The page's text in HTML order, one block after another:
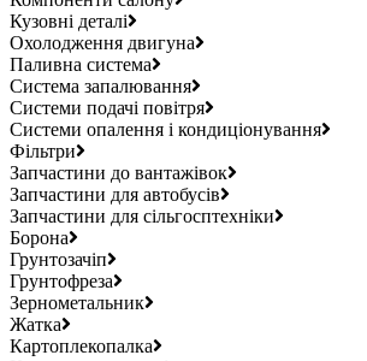
Кузовні деталі
Охолодження двигуна
Паливна система
Система запалювання
Системи подачі повітря
Системи опалення і кондиціонування
Фільтри
Запчастини до вантажівок
Запчастини для автобусів
Запчастини для сільгосптехніки
Борона
Грунтозачіп
Грунтофреза
Зернометальник
Жатка
Картоплекопалка